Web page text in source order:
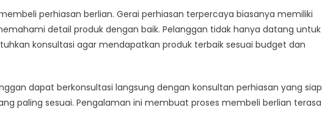
perhiasan berlian. Gerai perhiasan terpercaya biasanya memiliki
detail produk dengan baik. Pelanggan tidak hanya datang untuk
konsultasi agar mendapatkan produk terbaik sesuai budget dan
dapat berkonsultasi langsung dengan konsultan perhiasan yang siap
paling sesuai. Pengalaman ini membuat proses membeli berlian terasa